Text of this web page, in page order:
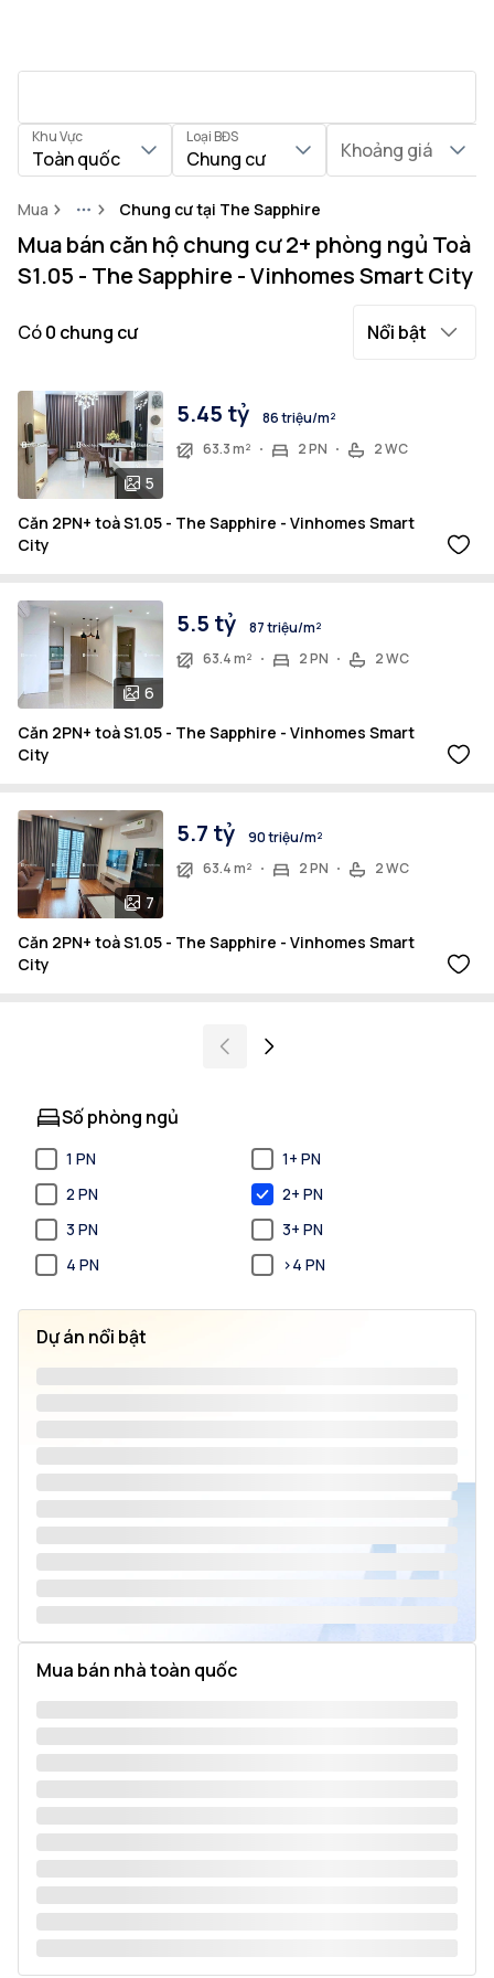
Khu Vực
Toàn quốc
Loại BĐS
Chung cư Khoảng giá
Mua MoreChung cư tại The Sapphire
Mua bán căn hộ chung cư 2+ phòng ngủ Toà
S1.05 - The Sapphire - Vinhomes Smart City
Có0 chung cư Nổi bật
5
5.45 tỷ
86 triệu/m²
63.3 m²
2 PN 2 WC
Căn 2PN+ toà S1.05 - The Sapphire - Vinhomes Smart
City
6
5.5 tỷ
87 triệu/m²
63.4 m²
2 PN 2 WC
Căn 2PN+ toà S1.05 - The Sapphire - Vinhomes Smart
City
7
5.7 tỷ
90 triệu/m²
63.4 m²
2 PN 2 WC
Căn 2PN+ toà S1.05 - The Sapphire - Vinhomes Smart
City
Số phòng ngủ
1 PN
1+ PN
2 PN
2+ PN
3 PN
3+ PN
4 PN
>4 PN
Dự án nổi bật
Mua bán nhà toàn quốc